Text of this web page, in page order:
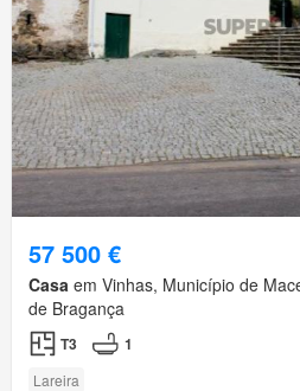
57 500 €
Casa em Vinhas, Município de
de Bragança
T3 1
Lareira